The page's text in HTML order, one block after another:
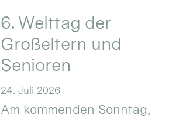
6. Welttag der
Großeltern und
Senioren
24. Juli 2026
Am kommenden Sonntag,